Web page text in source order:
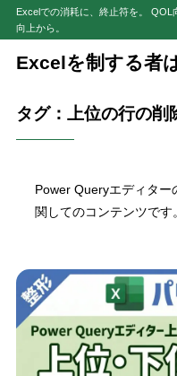
Excelでの消耗に、終止符を。
向上から。
Excelを制する者
タグ：上位の行の削
Power Queryエディター
関してのコンテンツです。